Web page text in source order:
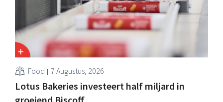
Food 7 Augustus, 2026
Lotus Bakeries investeert half miljard in